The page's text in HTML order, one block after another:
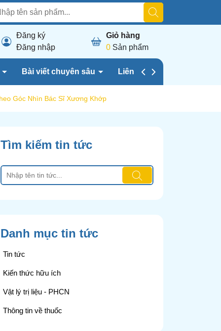
Đăng ký
Đăng nhập
Giỏ hàng
0 Sản phẩm
Bài viết chuyên sâu Liên hệ chúng tôi
Góc Nhìn Bác Sĩ Xương Khớp
Tìm kiếm tin tức
Danh mục tin tức
Tin tức
Kiến thức hữu ích
Vật lý trị liệu - PHCN
Thông tin về thuốc